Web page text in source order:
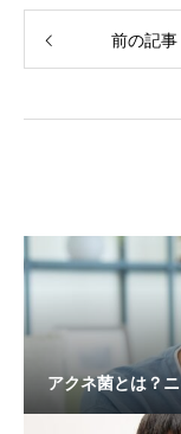
前の記事
アクネ菌とは？